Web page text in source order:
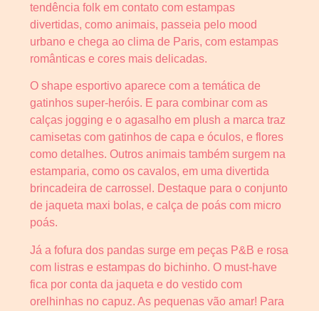
tendência folk em contato com estampas
divertidas, como animais, passeia pelo mood
urbano e chega ao clima de Paris, com estampas
românticas e cores mais delicadas.
O shape esportivo aparece com a temática de
gatinhos super-heróis. E para combinar com as
calças jogging e o agasalho em plush a marca traz
camisetas com gatinhos de capa e óculos, e flores
como detalhes. Outros animais também surgem na
estamparia, como os cavalos, em uma divertida
brincadeira de carrossel. Destaque para o conjunto
de jaqueta maxi bolas, e calça de poás com micro
poás.
Já a fofura dos pandas surge em peças P&B e rosa
com listras e estampas do bichinho. O must-have
fica por conta da jaqueta e do vestido com
orelhinhas no capuz. As pequenas vão amar! Para